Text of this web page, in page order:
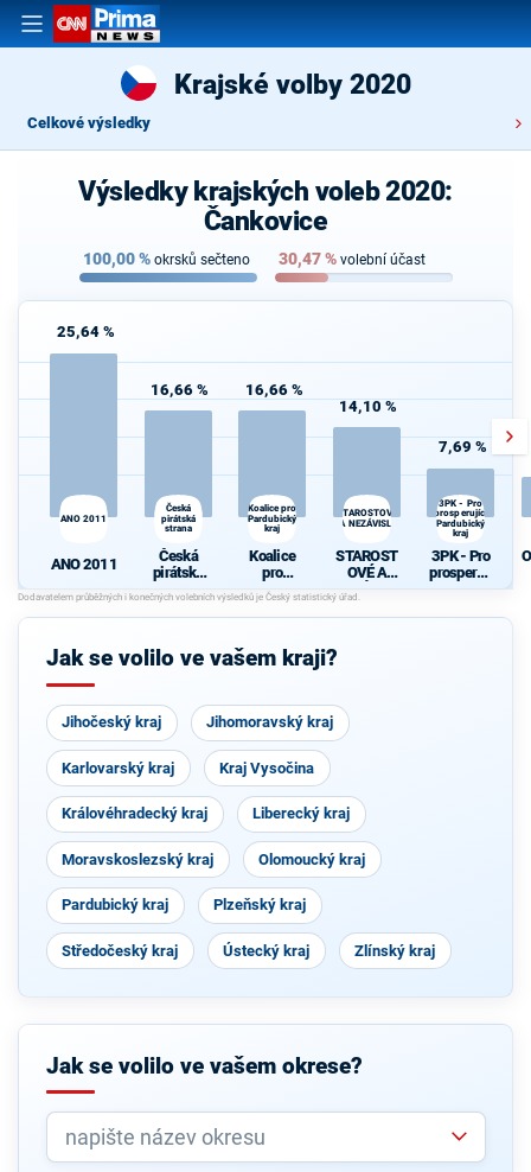
Krajské volby 2020
Celkové výsledky
Výsledky krajských voleb 2020:
Čankovice
100,00% okrsků sečteno 30,47% volební účast
25,64 %
ANO 2011
ANO 2011
16,66 %
Česká
pirátská
strana
Česká
pirátská
strana
16,66 %
Koalice pro
Pardubický
kraj
Koalice
pro
Pardubick
ý kraj
14,10 %
STAROSTOVÉ
A NEZÁVISLÍ
STAROST
OVÉ A
NEZÁVISL
7,69 %
3PK - Pro
prosperující
Pardubický
kraj
3PK - Pro
prosperují
cí
ý kraj
Jak se volilo ve vašem kraji?
Jihočeský kraj Jihomoravský kraj
Karlovarský kraj Kraj Vysočina
Královéhradecký kraj Liberecký kraj
Moravskoslezský kraj Olomoucký kraj
Pardubický kraj Plzeňský kraj
Středočeský kraj Ústecký kraj Zlínský kraj
Jak se volilo ve vašem okrese?